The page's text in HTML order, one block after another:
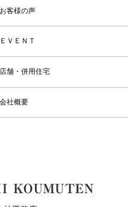
利用する目的
的
供）
あらかじめユーザーの同意を
提供することはありません。
令で認められる場合を除きま
護のために必要がある場合
困難であるとき
またはその委託を受けた者
お客様の声
ＥＶＥＮＴ
店舗・併用住宅
会社概要